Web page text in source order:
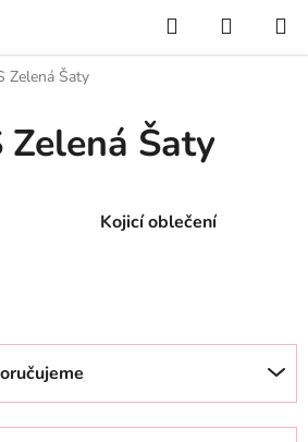
Hledat
KOŠÍK
Zelená Šaty
Zelená Šaty
Kojicí oblečení